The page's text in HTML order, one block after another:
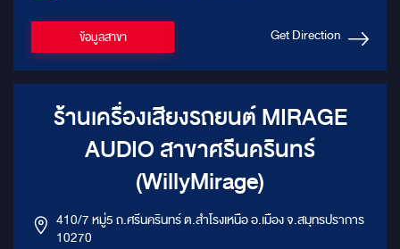
ข้อมูลสาขา Get Direction
ร้านเครื่องเสียงรถยนต์ MIRAGE
AUDIO สาขาศรีนครินทร์
(WillyMirage)
410/7 หมู่5 ถ.ศรีนครินทร์ ต.สำโรงเหนือ อ.เมือง จ.สมุทรปราการ
10270